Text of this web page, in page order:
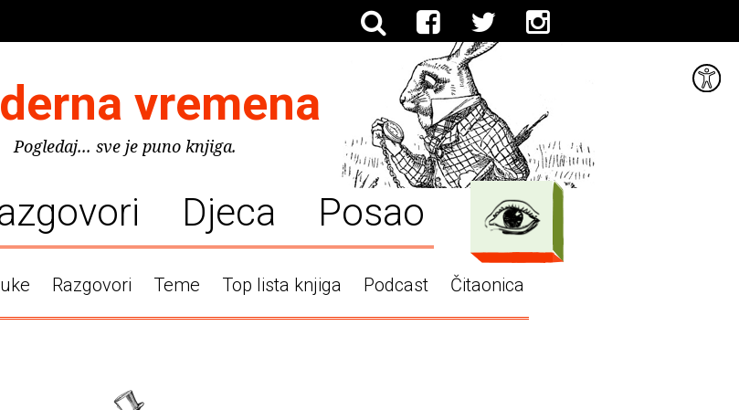
vremena
Pogledaj... sve je puno knjiga.
Djeca Posao
Razgovori Teme Top lista knjiga Podcast Čitaonica